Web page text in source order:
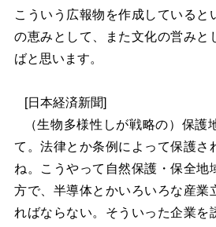
こういう広報物を作成していると
の恵みとして、また文化の営みと
ばと思います。
[日本経済新聞]
（生物多様性しが戦略の）保護
て。法律とか条例によって保護さ
ね。こうやって自然保護・保全地
方で、半導体とかいろいろな産業
ればならない。そういった企業を